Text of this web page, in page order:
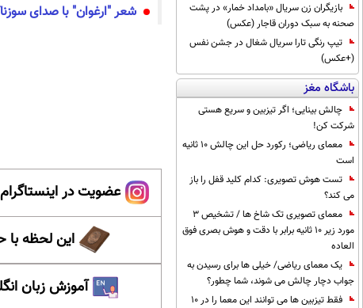
بازیگران زن سریال «بامداد خمار» در پشت
صحنه به سبک دوران قاجار (عکس)
تیپ رنگی تارا سریال شغال در جشن نفس
(+عکس)
باشگاه مغز
چالش بینایی؛ اگر تیزبین و سریع هستی
شرکت کن!
معمای ریاضی؛ رکورد حل این چالش 10 ثانیه
است
تست هوش تصویری: کدام کلید قفل را باز
می کند؟
معمای تصویری تک شاخ ها / تشخیص 3
مورد زیر 10 ثانیه برابر با دقت و هوش بصری فوق
العاده
یک معمای ریاضی/ خیلی ها برای رسیدن به
جواب دچار چالش می شوند، شما چطور؟
فقط تیزبین ها می توانند این معما را در 10
شعر "ارغوان" با صدای
عضویت در
این لحظه با
آموزش زبان